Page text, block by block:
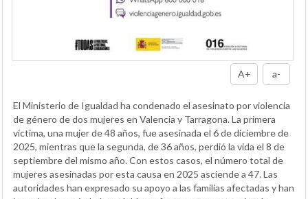
A+ a-
El Ministerio de Igualdad ha condenado el asesinato por violencia
de género de dos mujeres en Valencia y Tarragona. La primera
víctima, una mujer de 48 años, fue asesinada el 6 de diciembre de
2025, mientras que la segunda, de 36 años, perdió la vida el 8 de
septiembre del mismo año. Con estos casos, el número total de
mujeres asesinadas por esta causa en 2025 asciende a 47. Las
autoridades han expresado su apoyo a las familias afectadas y han